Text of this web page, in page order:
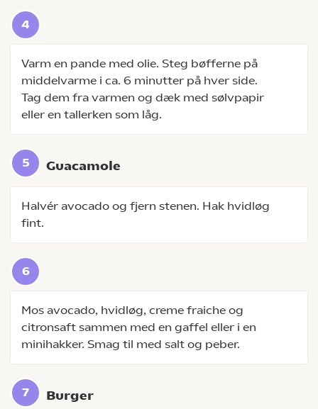
Varm en pande med olie. Steg bøfferne på
middelvarme i ca. 6 minutter på hver side.
Tag dem fra varmen og dæk med sølvpapir
eller en tallerken som låg.
Guacamole
Halvér avocado og fjern stenen. Hak hvidløg
fint.
Mos avocado, hvidløg, creme fraiche og
citronsaft sammen med en gaffel eller i en
minihakker. Smag til med salt og peber.
Burger